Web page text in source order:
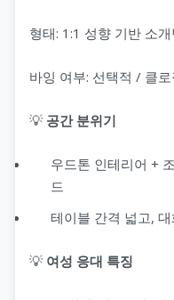
형태: 1:1 성향 기반 소
바잉 여부: 선택적 / 클
💡 공간 분위기
우드톤 인테리어 +
드
테이블 간격 넓고,
💡 여성 응대 특징